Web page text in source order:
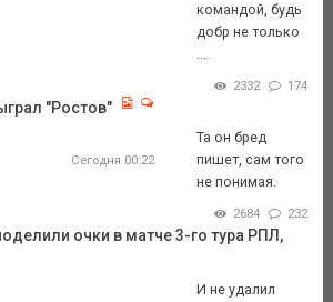
командой, будь
добр не только
...
2332 174
"Ростов"
Сегодня 00:22
Та он бред
пишет, сам того
не понимая.
2684 232
очки в матче 3-го тура РПЛ,
И не удалил